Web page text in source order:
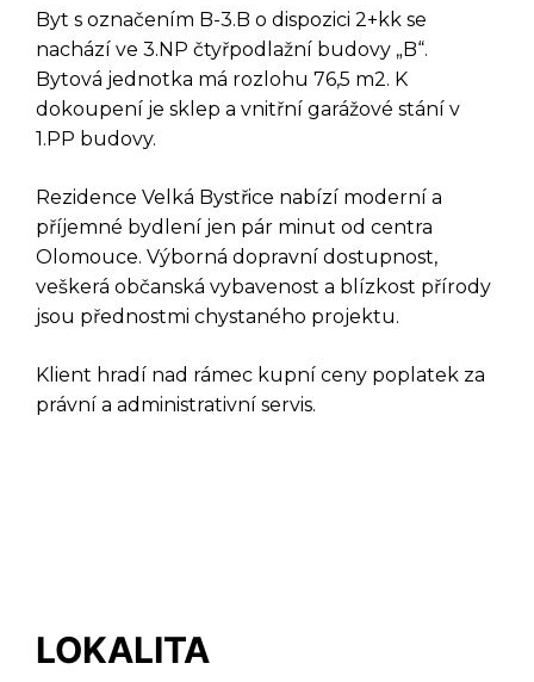
Byt s označením B-3.B o dispozici 2+kk se
nachází ve 3.NP čtyřpodlažní budovy „B“.
Bytová jednotka má rozlohu 76,5 m2. K
dokoupení je sklep a vnitřní garážové stání v
1.PP budovy.
Rezidence Velká Bystřice nabízí moderní a
příjemné bydlení jen pár minut od centra
Olomouce. Výborná dopravní dostupnost,
veškerá občanská vybavenost a blízkost přírody
jsou přednostmi chystaného projektu.
Klient hradí nad rámec kupní ceny poplatek za
právní a administrativní servis.
LOKALITA
DOTAZ K TÉTO
NEMOVITOSTI